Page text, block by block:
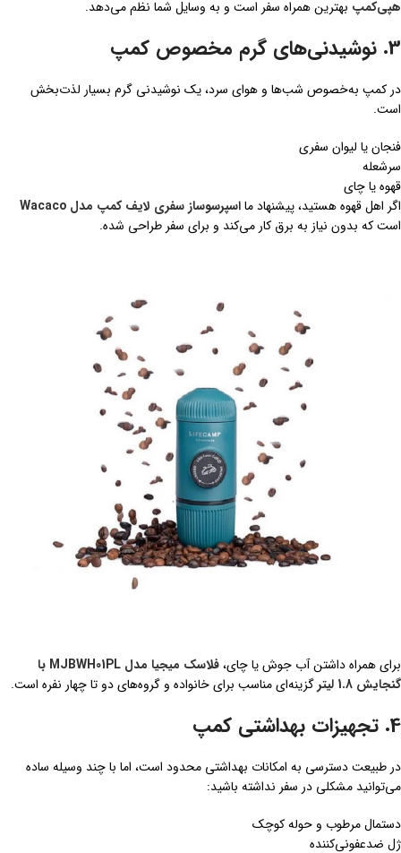
هپی‌کمپ بهترین همراه سفر است و به وسایل شما نظم می‌دهد.
3. نوشیدنی‌های گرم مخصوص کمپ
در کمپ به‌خصوص شب‌ها و هوای سرد، یک نوشیدنی گرم بسیار لذت‌بخش
است.
فنجان یا لیوان سفری
سرشعله
قهوه یا چای
اگر اهل قهوه هستید، پیشنهاد مااسپرسوساز سفری لایف کمپ مدل Wacaco
است که بدون نیاز به برق کار می‌کند و برای سفر طراحی شده.
برای همراه داشتن آب جوش یا چای،
فلاسک میجیا مدل MJBWH01PL با
گنجایش 1.8 لیتر
گزینه‌ای مناسب برای خانواده و گروه‌های دو تا چهار نفره است.
4. تجهیزات بهداشتی کمپ
در طبیعت دسترسی به امکانات بهداشتی محدود است، اما با چند وسیله ساده
می‌توانید مشکلی در سفر نداشته باشید:
دستمال مرطوب و حوله کوچک
ژل ضدعفونی‌کننده